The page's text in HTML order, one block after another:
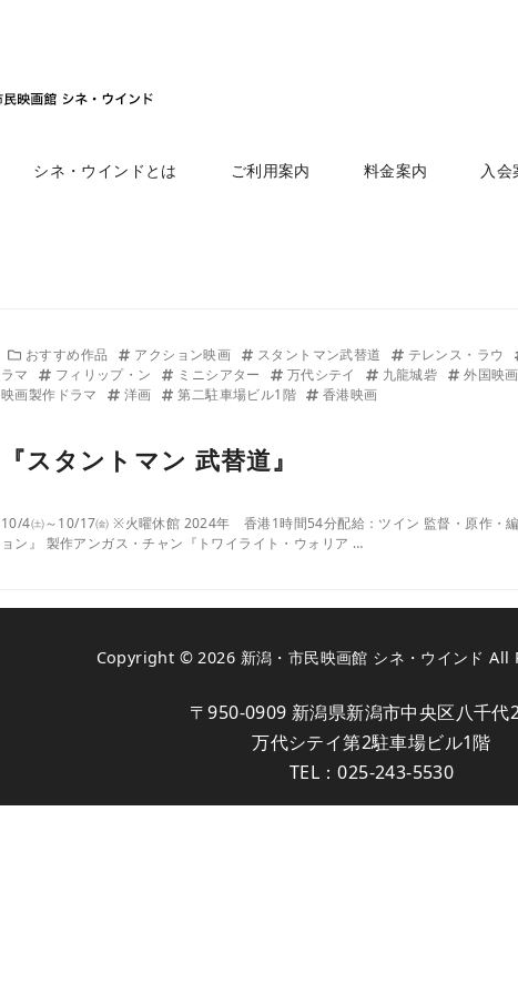
シネ・ウインドとは ご利用案内 料金案内 入会
おすすめ作品 アクション映画 スタントマン武替道 テレンス・ラウ
ラマ
フィリップ・ン ミニシアター 万代シテイ 九龍城砦 外国映画
映画製作ドラマ
洋画 第二駐車場ビル1階 香港映画
『スタントマン 武替道』
10/4㈯～10/17㈮ ※火曜休館 2024年 香港1時間54分配給：ツイン 監督・原作・
ョン』 製作アンガス・チャン『トワイライト・ウォリア …
Copyright © 2026 新潟・市民映画館 シネ・ウインド All
〒950-0909 新潟県新潟市中央区八千代
万代シテイ第2駐車場ビル1階
TEL：025-243-5530